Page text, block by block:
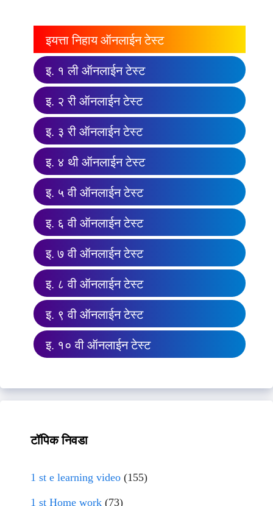
इयत्ता निहाय ऑनलाईन टेस्ट
इ. १ ली ऑनलाईन टेस्ट
इ. २ री ऑनलाईन टेस्ट
इ. ३ री ऑनलाईन टेस्ट
इ. ४ थी ऑनलाईन टेस्ट
इ. ५ वी ऑनलाईन टेस्ट
इ. ६ वी ऑनलाईन टेस्ट
इ. ७ वी ऑनलाईन टेस्ट
इ. ८ वी ऑनलाईन टेस्ट
इ. ९ वी ऑनलाईन टेस्ट
इ. १० वी ऑनलाईन टेस्ट
टॉपिक निवडा
1 st e learning video (155)
1 st Home work (73)